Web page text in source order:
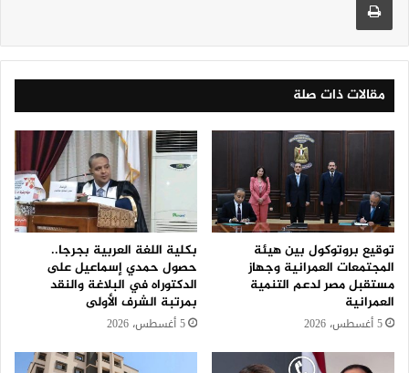
مقالات ذات صلة
توقيع بروتوكول بين هيئة
المجتمعات العمرانية وجهاز
مستقبل مصر لدعم التنمية
العمرانية
5 أغسطس، 2026
بكلية اللغة العربية بجرجا..
حصول حمدي إسماعيل على
الدكتوراه في البلاغة والنقد
بمرتبة الشرف الأولى
5 أغسطس، 2026